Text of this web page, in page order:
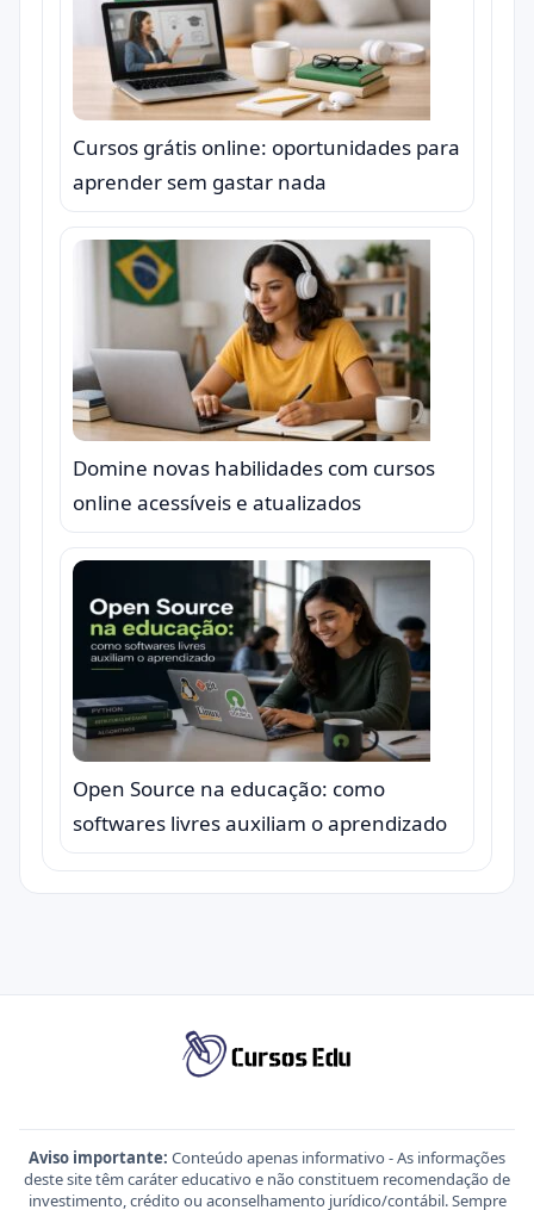
Cursos grátis online: oportunidades para
aprender sem gastar nada
Domine novas habilidades com cursos
online acessíveis e atualizados
Open Source na educação: como
softwares livres auxiliam o aprendizado
Aviso importante: Conteúdo apenas informativo - As informações
deste site têm caráter educativo e não constituem recomendação de
investimento, crédito ou aconselhamento jurídico/contábil. Sempre